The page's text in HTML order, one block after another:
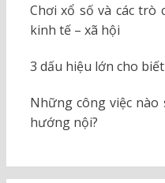
Chơi xổ số và các trò
kinh tế – xã hội
3 dấu hiệu lớn cho
Những công việc
hướng nội?